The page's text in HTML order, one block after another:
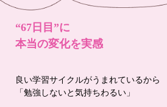
“67日目”に
本当の変化を実感
良い学習サイクルがうまれているから
「勉強しないと気持ちわるい」